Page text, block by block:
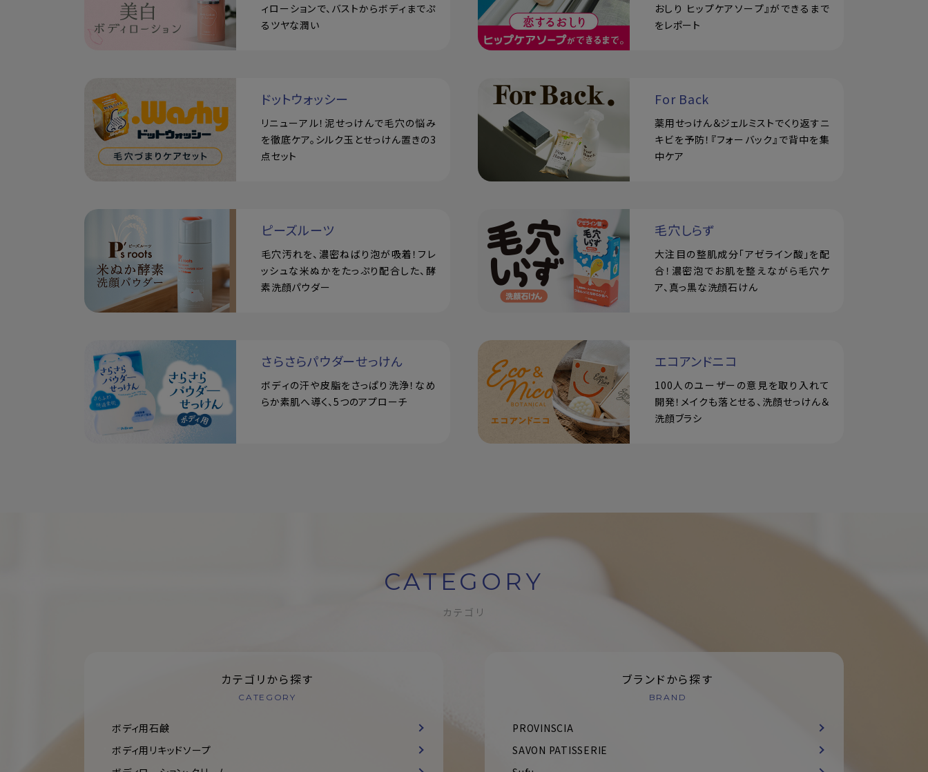
ィローションで、バストからボディまでぷ
るツヤな潤い
おしり ヒップケアソープ』ができるまで
をレポート
ドットウォッシー
リニューアル！泥せっけんで毛穴の悩み
を徹底ケア。シルク玉とせっけん置きの3
点セット
For Back
薬用せっけん＆ジェルミストでくり返すニ
キビを予防！『フォーバック』で背中を集
中ケア
ピーズルーツ
毛穴汚れを、濃密ねばり泡が吸着！フレ
ッシュな米ぬかをたっぷり配合した、酵
素洗顔パウダー
毛穴しらず
大注目の整肌成分「アゼライン酸」を配
合！濃密泡でお肌を整えながら毛穴ケ
ア、真っ黒な洗顔石けん
さらさらパウダーせっけん
ボディの汗や皮脂をさっぱり洗浄！なめ
らか素肌へ導く、5つのアプローチ
エコアンドニコ
100人のユーザーの意見を取り入れて
開発！メイクも落とせる、洗顔せっけん＆
洗顔ブラシ
CATEGORY
カテゴリ
カテゴリから探す
CATEGORY
ボディ用石鹸
ボディ用リキッドソープ
ブランドから探す
BRAND
PROVINSCIA
SAVON PATISSERIE